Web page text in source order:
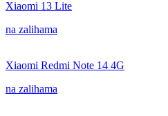
Xiaomi 13 Lite
na zalihama
Xiaomi Redmi Note 14 4G
na zalihama